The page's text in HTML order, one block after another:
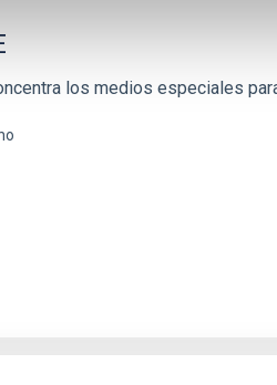
los medios especiales